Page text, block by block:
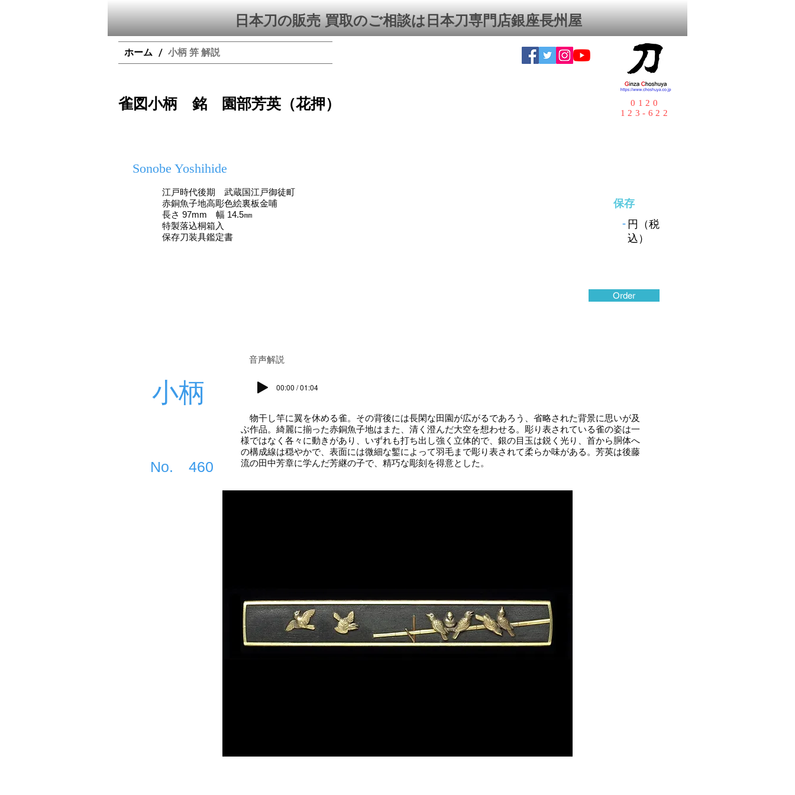
日本刀の販売 買取のご相談は日本刀専門店銀座⻑州屋
ホーム / 小柄 笄 解説
雀図小柄 銘 園部芳英（花押）
0120
123-622
Sonobe Yoshihide
江戸時代後期 武蔵国江戸御徒町
赤銅魚子地高彫色絵裏板金哺
長さ 97mm 幅 14.5㎜
特製落込桐箱入
保存刀装具鑑定書
保存
- 円（税
込）
Order
​音声解説
小柄 00:00 / 01:04
460
​No.
物干し竿に翼を休める雀。その背後には長閑な田園が広がるであろう、省略された背景に思いが及
ぶ作品。綺麗に揃った赤銅魚子地はまた、清く澄んだ大空を想わせる。彫り表されている雀の姿は一
様ではなく各々に動きがあり、いずれも打ち出し強く立体的で、銀の目玉は鋭く光り、首から胴体へ
の構成線は穏やかで、表面には微細な鏨によって羽毛まで彫り表されて柔らか味がある。芳英は後藤
流の田中芳章に学んだ芳継の子で、精巧な彫刻を得意とした。